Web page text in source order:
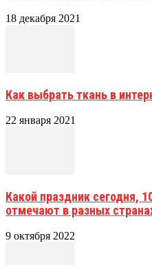
18 декабря 2021
Как выбрать ткань в
22 января 2021
Какой праздник сегодня,
отмечают в разных
9 октября 2022